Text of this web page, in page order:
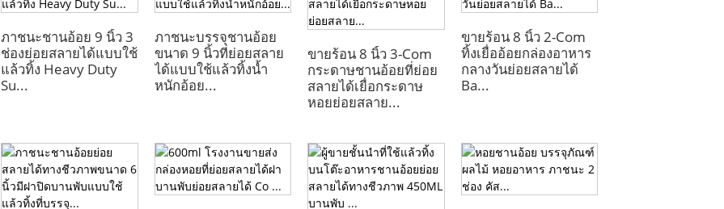
ภาชนะชานอ้อย 9 นิ้ว 3
ช่องย่อยสลายได้แบบใช้
แล้วทิ้ง Heavy Duty
Su...
ภาชนะบรรจุชานอ้อย
ขนาด 9 นิ้วที่ย่อยสลาย
ได้แบบใช้แล้วทิ้งน้ำ
หนักอ้อย...
ขายร้อน 8 นิ้ว 3-Com
กระดาษชานอ้อยที่ย่อย
สลายได้เยื่อกระดาษ
หอยย่อยสลาย...
ขายร้อน 8 นิ้ว 2-Com
ทิ้งเยื่ออ้อยกล่องอาหาร
กลางวันย่อยสลายได้
Ba...